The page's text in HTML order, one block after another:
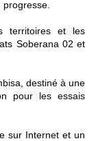
territoires et les
Soberana 02 et
destiné à une
pour les essais
sur Internet et un